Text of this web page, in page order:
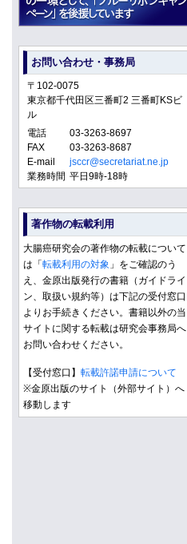
お問い合わせ・事務局
〒102-0075
東京都千代田区三番町2 三番町KSビ
ル
電話
03-3263-8697
FAX
03-3263-8687
E-mail
jsccr@secretariat.ne.jp
業務時間 平日9時-18時
著作物の転載利用
大腸癌研究会の著作物の転載について
は「転載利用の対象 」をご確認のう
え、金原出版発行の書籍（ガイドライ
ン、取扱い規約等）は下記の受付窓口
よりお手続きください。書籍以外の当
サイトに関する転載は研究会事務局へ
お問い合わせください。
【受付窓口】 転載許諾申請について
※金原出版のサイト（外部サイト）へ
移動します